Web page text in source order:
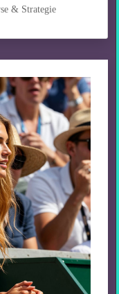
& Strategie